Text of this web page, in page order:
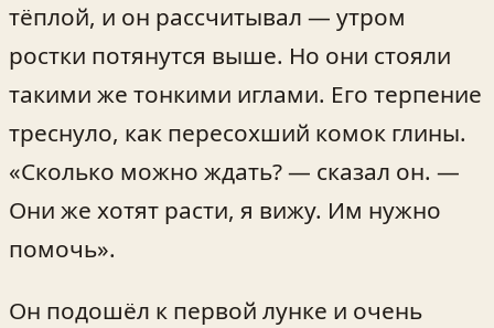
тёплой, и он рассчитывал — утром
ростки потянутся выше. Но они стояли
такими же тонкими иглами. Его терпение
треснуло, как пересохший комок глины.
«Сколько можно ждать? — сказал он. —
Они же хотят расти, я вижу. Им нужно
помочь».
Он подошёл к первой лунке и очень